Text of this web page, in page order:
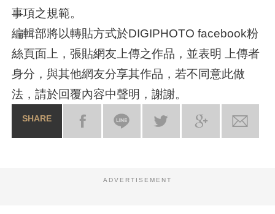
事項之規範。
編輯部將以轉貼方式於DIGIPHOTO facebook粉
絲頁面上，張貼網友上傳之作品，並表明 上傳者
身分，與其他網友分享其作品，若不同意此做
法，請於回覆內容中聲明，謝謝。
SHARE
ADVERTISEMENT